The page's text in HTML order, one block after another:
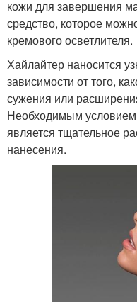
кожи для завершения
средство, которое
кремового осветлителя.
Хайлайтер наносится
зависимости от того,
сужения или
Необходимым условием
является тщательное
нанесения.